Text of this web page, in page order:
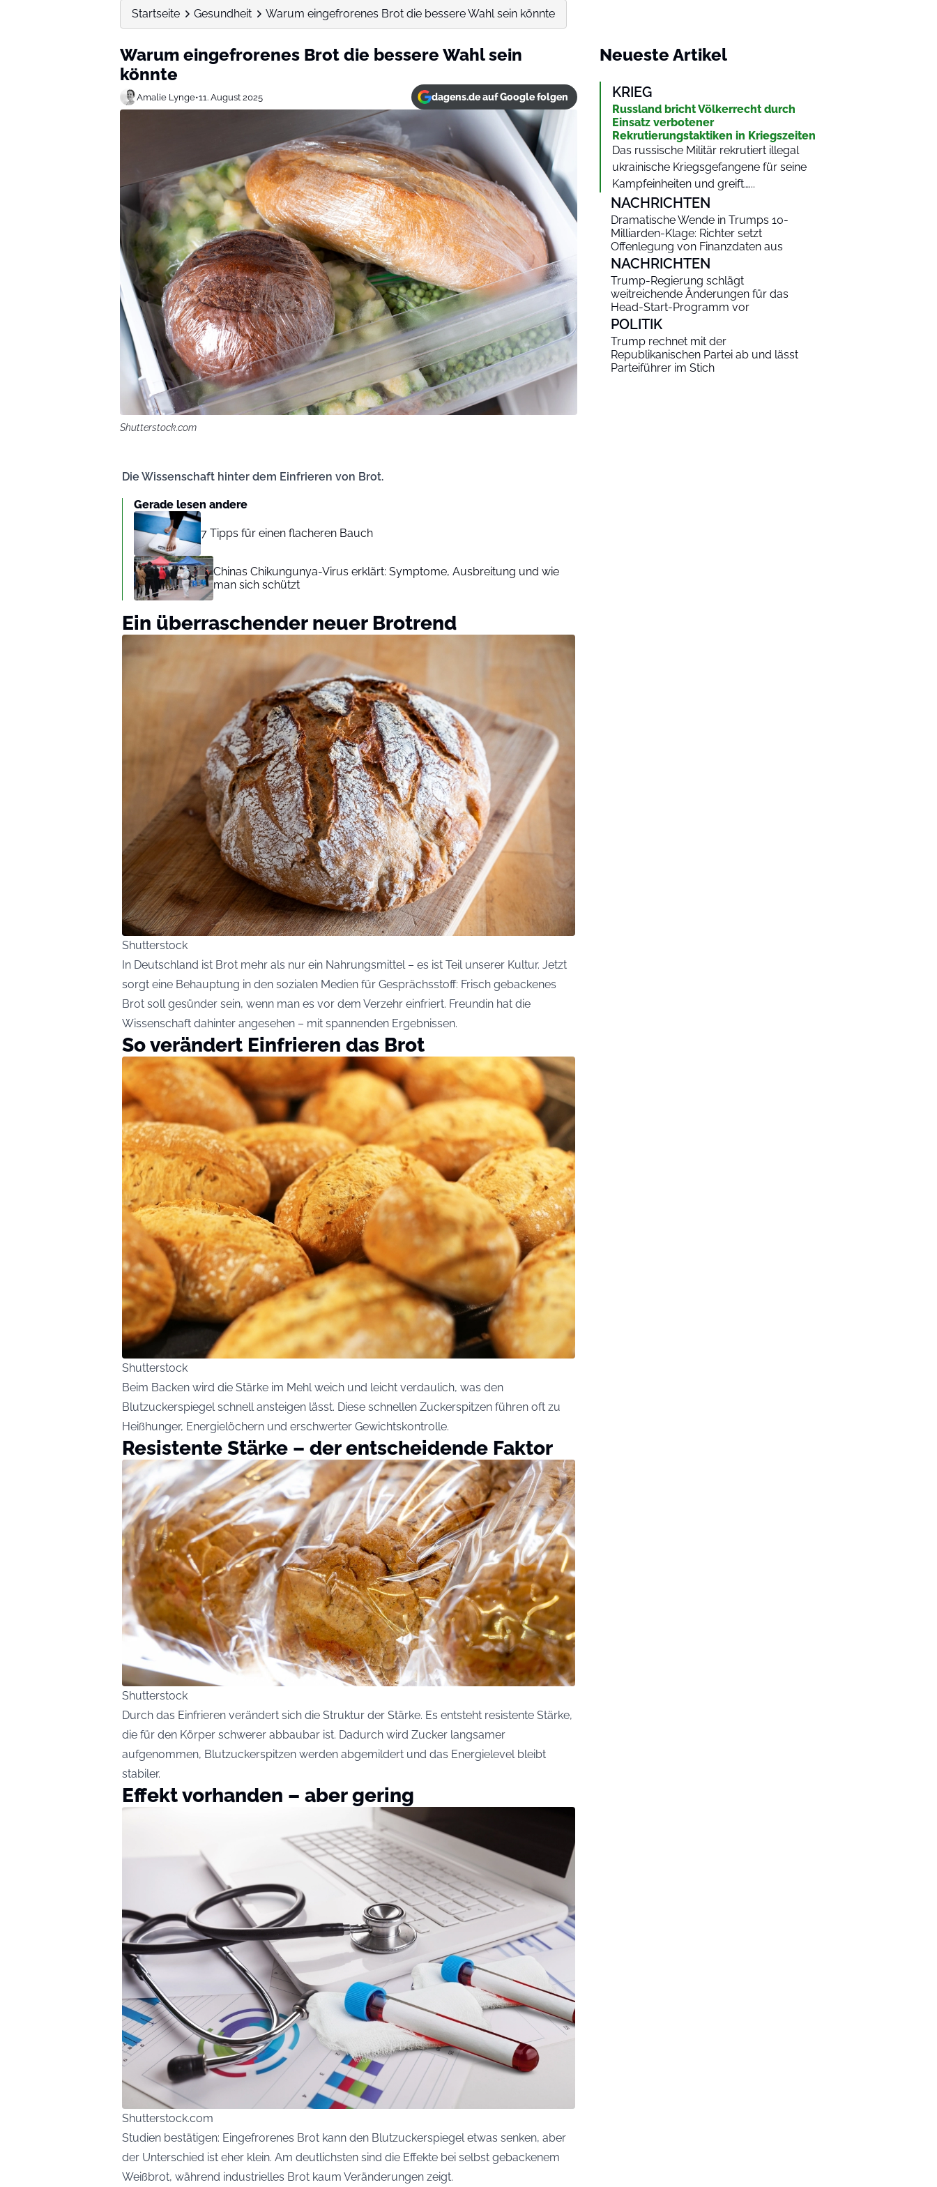
Startseite Gesundheit Warum eingefrorenes Brot die bessere Wahl sein könnte
Warum eingefrorenes Brot die bessere Wahl sein
könnte
Amalie Lynge•11. August 2025 dagens.de auf Google folgen
Shutterstock.com
Die Wissenschaft hinter dem Einfrieren von Brot.
Gerade lesen andere
7 Tipps für einen flacheren Bauch
Chinas Chikungunya-Virus erklärt: Symptome, Ausbreitung und wie
man sich schützt
Ein überraschender neuer Brotrend
Shutterstock
In Deutschland ist Brot mehr als nur ein Nahrungsmittel – es ist Teil unserer Kultur. Jetzt
sorgt eine Behauptung in den sozialen Medien für Gesprächsstoff: Frisch gebackenes
Brot soll gesünder sein, wenn man es vor dem Verzehr einfriert. Freundin hat die
Wissenschaft dahinter angesehen – mit spannenden Ergebnissen.
So verändert Einfrieren das Brot
Shutterstock
Beim Backen wird die Stärke im Mehl weich und leicht verdaulich, was den
Blutzuckerspiegel schnell ansteigen lässt. Diese schnellen Zuckerspitzen führen oft zu
Heißhunger, Energielöchern und erschwerter Gewichtskontrolle.
Resistente Stärke – der entscheidende Faktor
Shutterstock
Durch das Einfrieren verändert sich die Struktur der Stärke. Es entsteht resistente Stärke,
die für den Körper schwerer abbaubar ist. Dadurch wird Zucker langsamer
aufgenommen, Blutzuckerspitzen werden abgemildert und das Energielevel bleibt
stabiler.
Effekt vorhanden – aber gering
Shutterstock.com
Studien bestätigen: Eingefrorenes Brot kann den Blutzuckerspiegel etwas senken, aber
der Unterschied ist eher klein. Am deutlichsten sind die Effekte bei selbst gebackenem
Weißbrot, während industrielles Brot kaum Veränderungen zeigt.
Neueste Artikel
KRIEG
Russland bricht Völkerrecht durch
Einsatz verbotener
Rekrutierungstaktiken in Kriegszeiten
Das russische Militär rekrutiert illegal
ukrainische Kriegsgefangene für seine
Kampfeinheiten und greift…...
NACHRICHTEN
Dramatische Wende in Trumps 10-
Milliarden-Klage: Richter setzt
Offenlegung von Finanzdaten aus
NACHRICHTEN
Trump-Regierung schlägt
weitreichende Änderungen für das
Head-Start-Programm vor
POLITIK
Trump rechnet mit der
Republikanischen Partei ab und lässt
Parteiführer im Stich